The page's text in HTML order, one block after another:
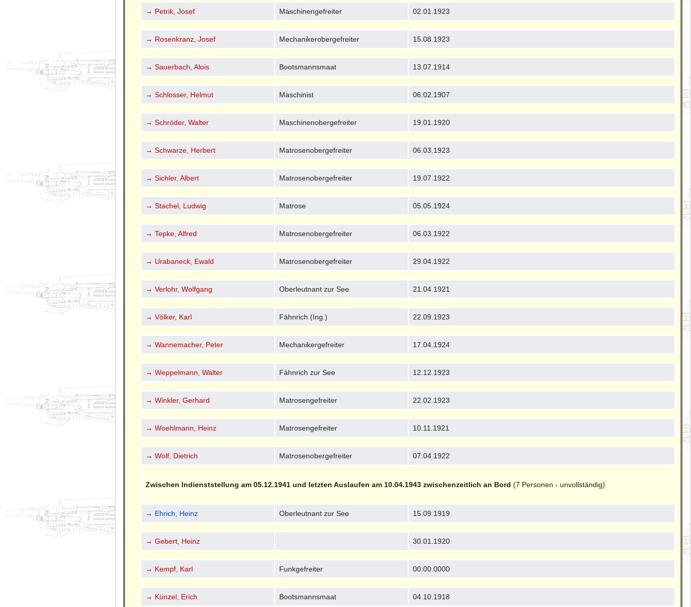
→ Petrik, Josef Maschinengefreiter 02.01.1923
→ Rosenkranz, Josef Mechanikerobergefreiter 15.08.1923
→ Sauerbach, Alois Bootsmannsmaat 13.07.1914
→ Schlosser, Helmut Maschinist 06.02.1907
→ Schröder, Walter Maschinenobergefreiter 19.01.1920
→ Schwarze, Herbert Matrosenobergefreiter 06.03.1923
→ Sichler, Albert Matrosenobergefreiter 19.07.1922
→ Stachel, Ludwig Matrose 05.05.1924
→ Tepke, Alfred Matrosenobergefreiter 06.03.1922
→ Urabaneck, Ewald Matrosenobergefreiter 29.04.1922
→ Verlohr, Wolfgang Oberleutnant zur See 21.04.1921
→ Völker, Karl Fähnrich (Ing.) 22.09.1923
→ Wannemacher, Peter Mechanikergefreiter 17.04.1924
→ Weppelmann, Walter Fähnrich zur See 12.12.1923
→ Winkler, Gerhard Matrosengefreiter 22.02.1923
→ Woehlmann, Heinz Matrosengefreiter 10.11.1921
→ Wolf, Dietrich Matrosenobergefreiter 07.04.1922
Zwischen Indienststellung am 05.12.1941 und letzten Auslaufen am 10.04.1943 zwischenzeitlich an Bord (7 Personen - unvollständig)
→ Ehrich, Heinz Oberleutnant zur See 15.09.1919
→ Gebert, Heinz 30.01.1920
→ Kempf, Karl Funkgefreiter 00.00.0000
→ Künzel, Erich Bootsmannsmaat 04.10.1918